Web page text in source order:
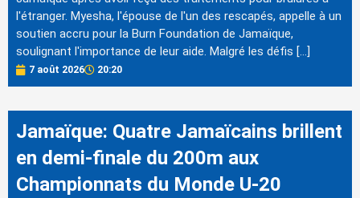
l'étranger. Myesha, l'épouse de l'un des rescapés, appelle à un
soutien accru pour la Burn Foundation de Jamaïque,
soulignant l'importance de leur aide. Malgré les défis […]
7 août 2026 20:20
Jamaïque: Quatre Jamaïcains brillent
en demi-finale du 200m aux
Championnats du Monde U-20